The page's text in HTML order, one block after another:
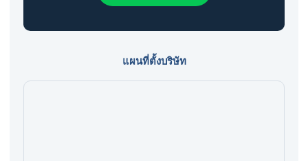
แผนที่ตั้งบริษัท